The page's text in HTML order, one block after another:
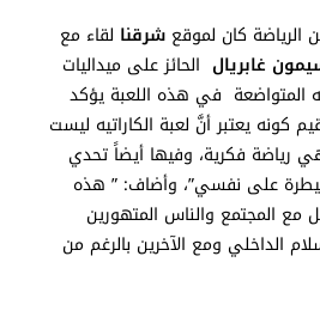
الرياضة كان لموقع شرقنا لقاء مع
غابريال الحائز على ميداليات
المتواضعة في هذه اللعبة يؤكد
كونه يعتبر أنَّ لعبة الكاراتيه ليست
رياضة فكرية، وفيها أيضاً تحدي
على نفسي”، وأضاف: ” هذه
مع المجتمع والناس المتهورين
الداخلي ومع الآخرين بالرغم من